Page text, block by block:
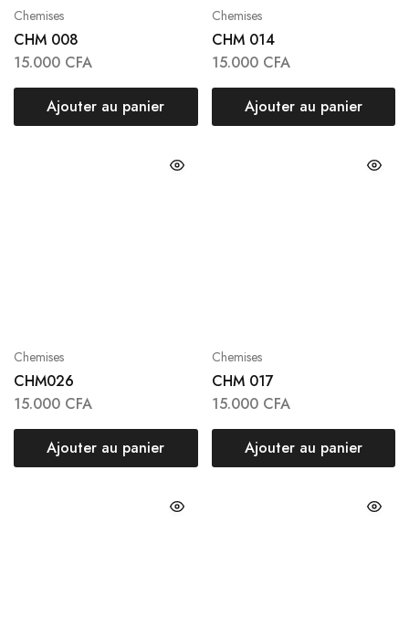
Chemises
CHM 008
15.000 CFA
Ajouter au panier
Chemises
CHM 014
15.000 CFA
Ajouter au panier
Chemises
CHM026
15.000 CFA
Ajouter au panier
Chemises
CHM 017
15.000 CFA
Ajouter au panier